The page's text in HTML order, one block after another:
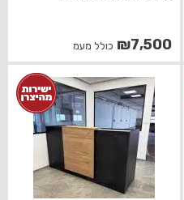
₪7,500 כולל מעמ